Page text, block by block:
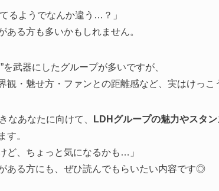
るようでなんか違う…？」
ある方も多いかもしれません。
を武器にしたグループが多いですが、
観・魅せ方・ファンとの距離感など、実はけっこ
なあなたに向けて、
LDHグループの魅力やスタ
す。
ど、ちょっと気になるかも…」
ある方にも、ぜひ読んでもらいたい内容です◎